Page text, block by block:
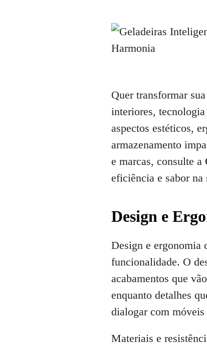
Quer transformar
interiores,
aspectos estéticos,
armazenamento
e marcas, consulte a
eficiência e sabor na
Design e
Design e ergonomia
funcionalidade. O
acabamentos que
enquanto detalhes
dialogar com móveis
Materiais e